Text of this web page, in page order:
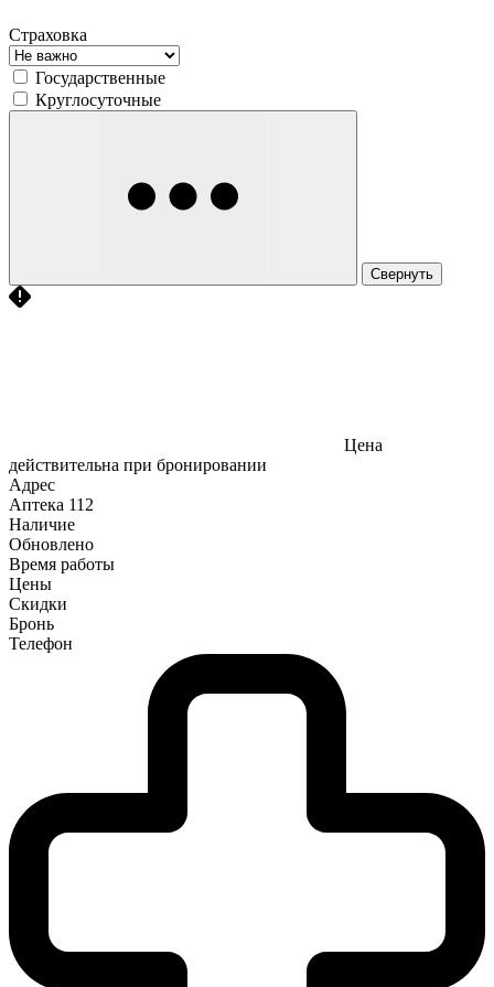
Страховка
Государственные
Круглосуточные
Свернуть
Цена
действительна при бронировании
Адрес
Аптека 112
Наличие
Обновлено
Время работы
Цены
Скидки
Бронь
Телефон